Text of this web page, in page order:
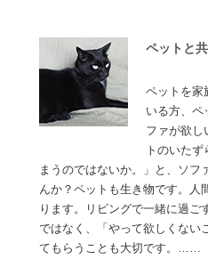
ペットと
ペットを家
いる方、ペ
ファが欲し
トのいた
まうのではないか。」と、ソフ
んか？ペットも生き物です。人
ります。リビングで一緒に過ご
ではなく、「やって欲しくない
てもらうことも大切です。……